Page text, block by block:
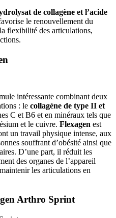
de collagène et l’acide
le renouvellement du
flexibilité des articulations,
intéressante combinant deux
: le collagène de type II et
C et B6 et en minéraux tels que
et le cuivre. Flexagen est
un travail physique intense, aux
souffrant d’obésité ainsi que
D’une part, il réduit les
des organes de l’appareil
les articulations en
Arthro Sprint